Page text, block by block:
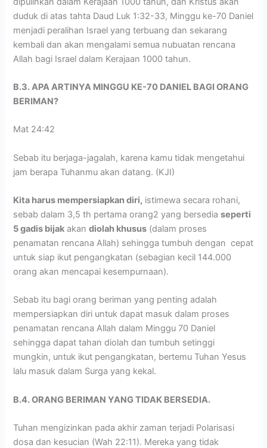
duduk di atas tahta Daud Luk 1:32-33, Minggu ke-70 Daniel
menjadi peralihan Israel yang terbuang dan sekarang
kembali dan akan mengalami semua nubuatan rencana
Allah bagi Israel dalam Kerajaan 1000 tahun.
B.3. APA ARTINYA MINGGU KE-70 DANIEL BAGI ORANG
BERIMAN?
Mat 24:42
Sebab itu berjaga-jagalah, karena kamu tidak mengetahui
jam berapa Tuhanmu akan datang. (KJI)
Kita harus mempersiapkan diri, istimewa secara rohani,
sebab dalam 3,5 th pertama orang2 yang bersediaseperti
5 gadis bijak akandiolah khusus (dalam proses
penamatan rencana Allah) sehingga tumbuh dengan cepat
untuk siap ikut pengangkatan (sebagian kecil 144.000
orang akan mencapai kesempurnaan).
Sebab itu bagi orang beriman yang penting adalah
mempersiapkan diri untuk dapat masuk dalam proses
penamatan rencana Allah dalam Minggu 70 Daniel
sehingga dapat tahan diolah dan tumbuh setinggi
mungkin, untuk ikut pengangkatan, bertemu Tuhan Yesus
lalu masuk dalam Surga yang kekal.
B.4. ORANG BERIMAN YANG TIDAK BERSEDIA.
Tuhan mengizinkan pada akhir zaman terjadi Polarisasi
dosa dan kesucian (Wah 22:11). Mereka yang tidak